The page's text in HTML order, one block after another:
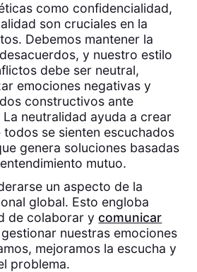
como confidencialidad,
son cruciales en la
Debemos mantener la
y nuestro estilo
debe ser neutral,
emociones negativas y
constructivos ante
neutralidad ayuda a crear
se sienten escuchados
genera soluciones basadas
mutuo.
un aspecto de la
global. Esto engloba
de colaborar ycomunicar
nuestras emociones
mejoramos la escucha y
problema.